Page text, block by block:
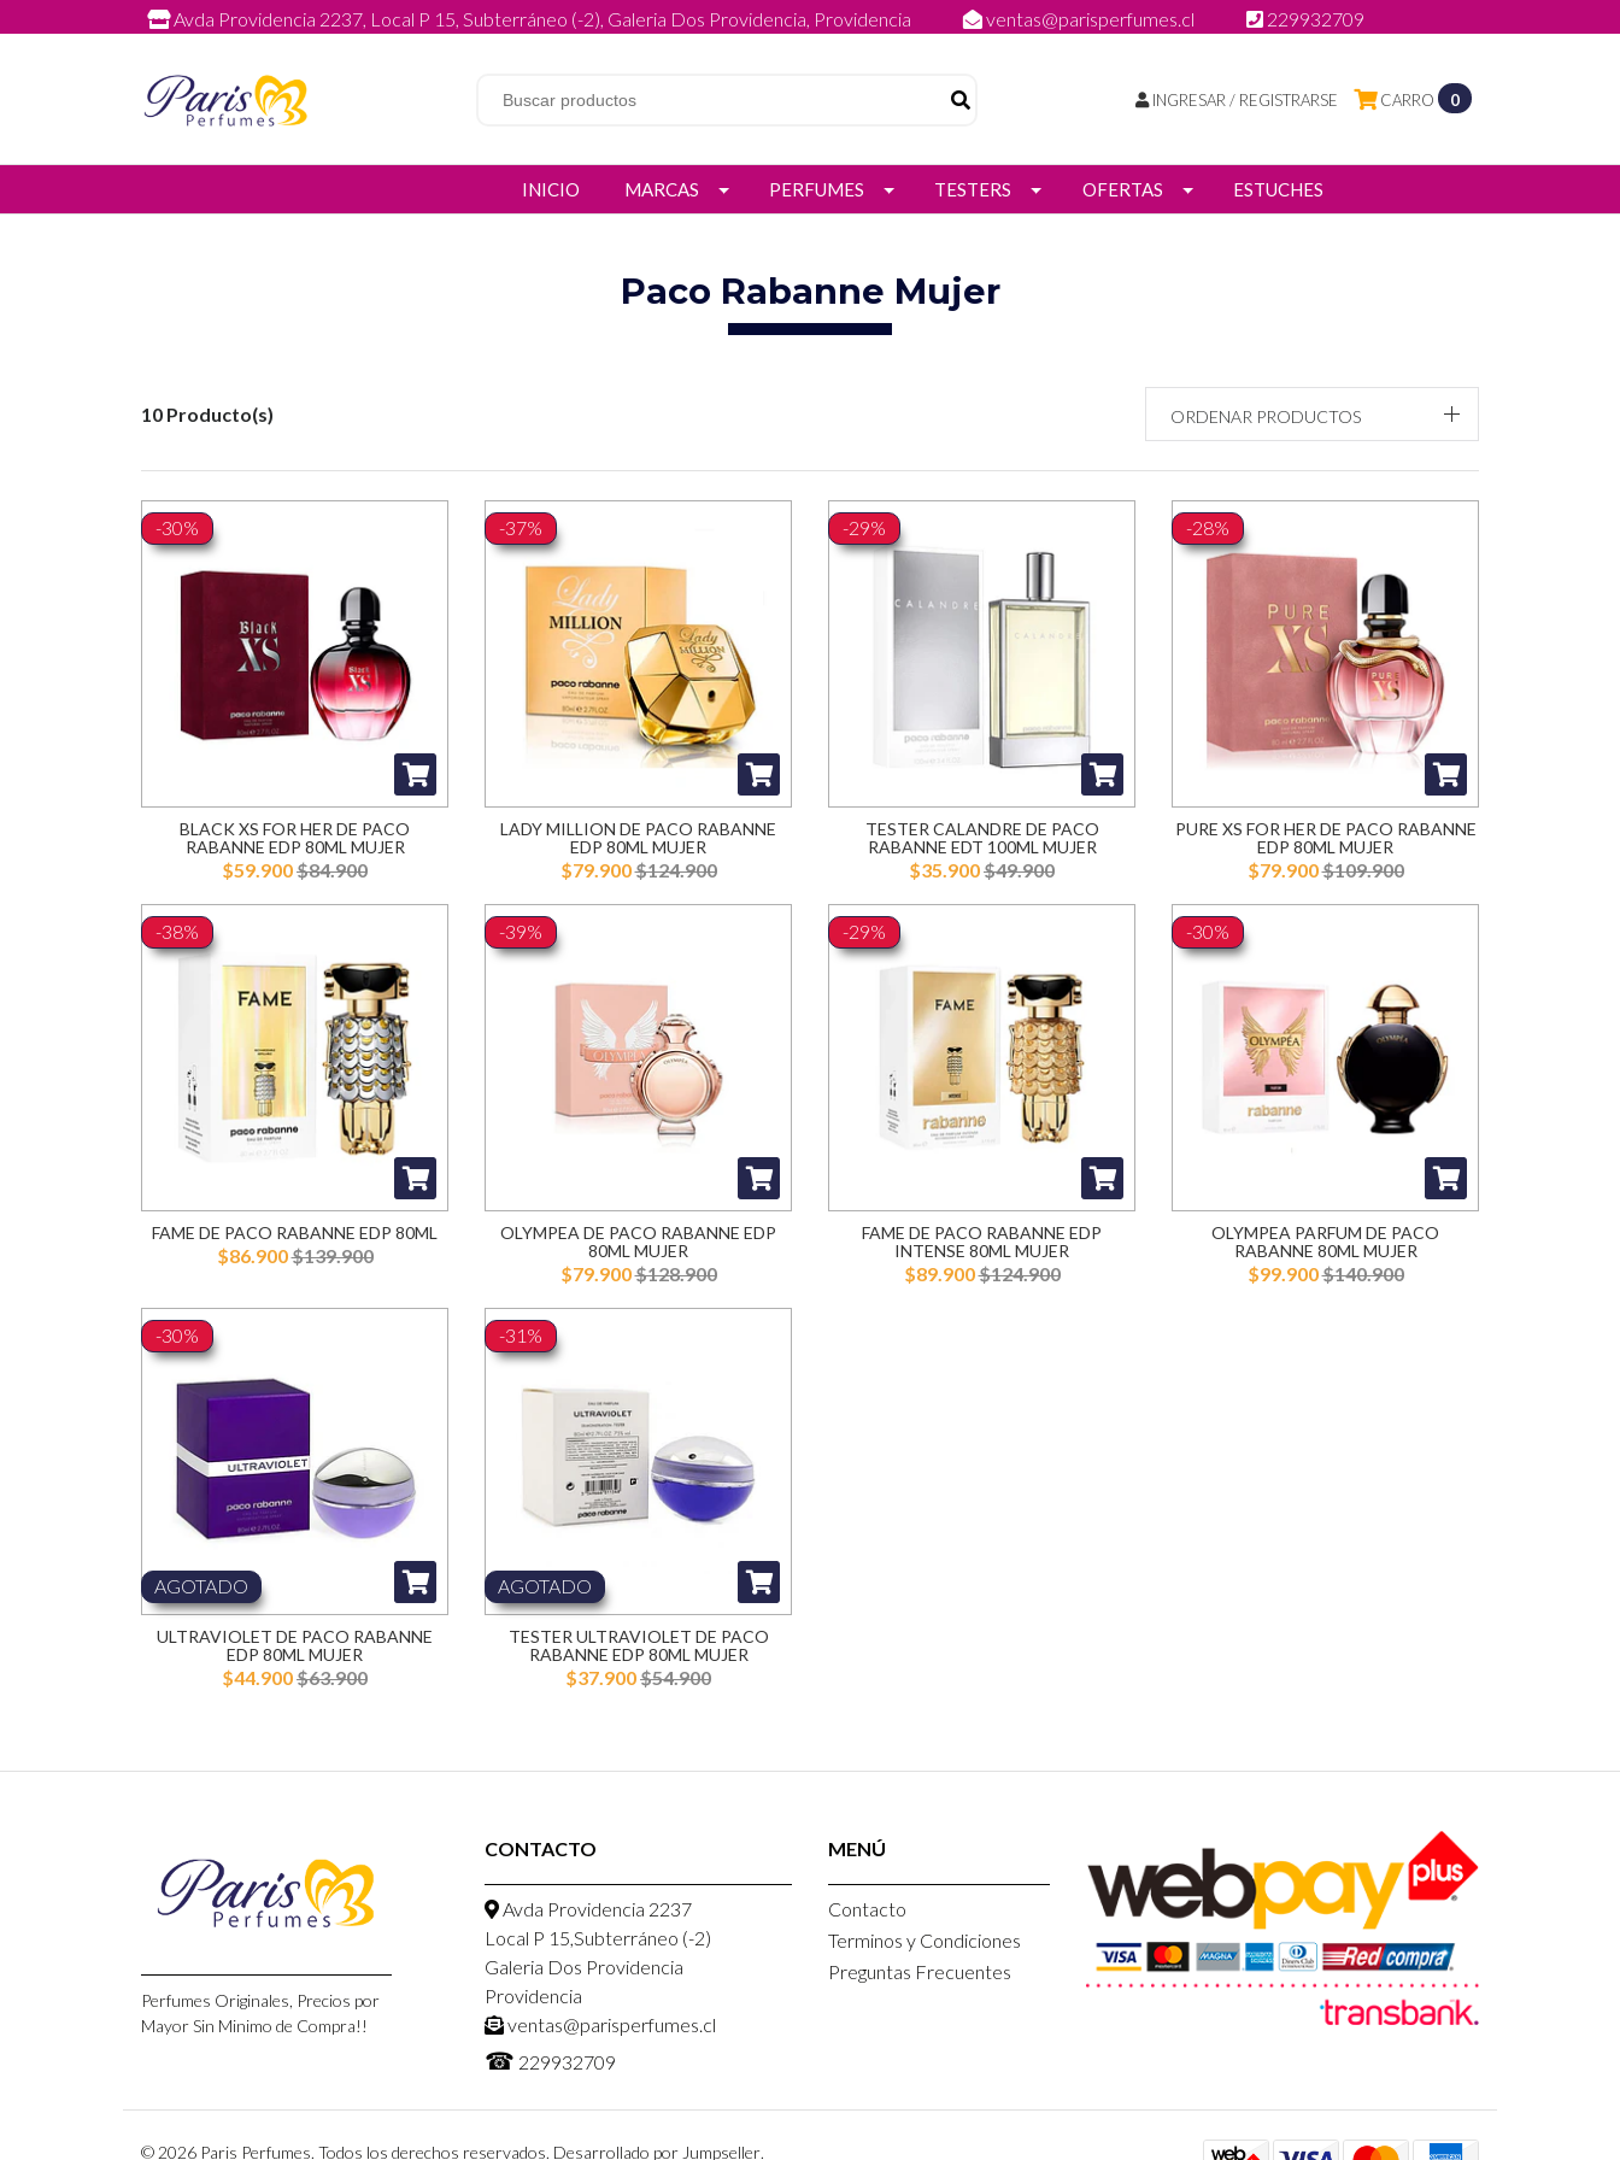
Avda Providencia 2237, Local P 15, Subterráneo (-2), Galeria Dos Providencia, Providencia ventas@parisperfumes.cl 229932709
CARRO 0
INGRESAR / REGISTRARSE
INICIO MARCAS PERFUMES TESTERS OFERTAS ESTUCHES
Paco Rabanne Mujer
10 Producto(s) ORDENAR PRODUCTOS
-30%
BLACK XS FOR HER DE PACO
RABANNE EDP 80ML MUJER
$59.900$84.900
-37%
LADY MILLION DE PACO RABANNE
EDP 80ML MUJER
$79.900$124.900
-29%
TESTER CALANDRE DE PACO
RABANNE EDT 100ML MUJER
$35.900$49.900
-28%
PURE XS FOR HER DE PACO RABANNE
EDP 80ML MUJER
$79.900$109.900
-38%
FAME DE PACO RABANNE EDP 80ML
$86.900$139.900
-39%
OLYMPEA DE PACO RABANNE EDP
80ML MUJER
$79.900$128.900
-29%
FAME DE PACO RABANNE EDP
INTENSE 80ML MUJER
$89.900$124.900
-30%
OLYMPEA PARFUM DE PACO
RABANNE 80ML MUJER
$99.900$140.900
-30%
AGOTADO
ULTRAVIOLET DE PACO RABANNE
EDP 80ML MUJER
$44.900$63.900
-31%
AGOTADO
TESTER ULTRAVIOLET DE PACO
RABANNE EDP 80ML MUJER
$37.900$54.900
Perfumes Originales, Precios por
Mayor Sin Minimo de Compra!!
CONTACTO
Avda Providencia 2237
Local P 15,Subterráneo (-2)
Galeria Dos Providencia
Providencia
ventas@parisperfumes.cl
☎ 229932709
MENÚ
Contacto
Terminos y Condiciones
Preguntas Frecuentes
© 2026 Paris Perfumes. Todos los derechos reservados. Desarrollado por Jumpseller.